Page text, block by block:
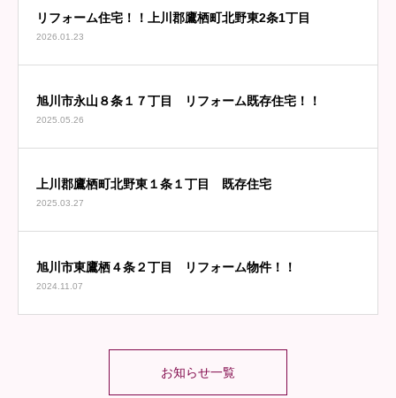
リフォーム住宅！！上川郡鷹栖町北野東2条1丁目
2026.01.23
旭川市永山８条１７丁目 リフォーム既存住宅！！
2025.05.26
上川郡鷹栖町北野東１条１丁目 既存住宅
2025.03.27
旭川市東鷹栖４条２丁目 リフォーム物件！！
2024.11.07
お知らせ一覧